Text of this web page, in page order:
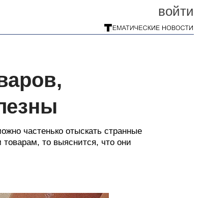
войти
частенько отыскать странные
то выяснится, что они